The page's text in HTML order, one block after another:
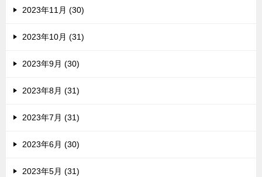
2023年11月 (30)
2023年10月 (31)
2023年9月 (30)
2023年8月 (31)
2023年7月 (31)
2023年6月 (30)
2023年5月 (31)